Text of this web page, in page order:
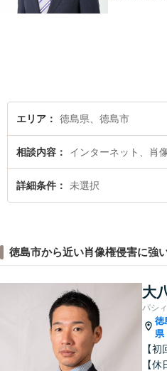
エリア 徳島県、徳島市
相談内容 インターネット、肖
詳細条件 未選択
徳島市から近い肖像権侵害に強
大
パシ
徳
県
【
【